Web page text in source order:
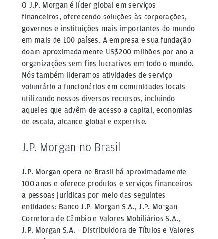
O J.P. Morgan é líder global em serviços
financeiros, oferecendo soluções às corporações,
governos e instituições mais importantes do mundo
em mais de 100 países. A empresa e sua fundação
doam aproximadamente US$200 milhões por ano a
organizações sem fins lucrativos em todo o mundo.
Nós também lideramos atividades de serviço
voluntário a funcionários em comunidades locais
utilizando nossos diversos recursos, incluindo
aqueles que advêm de acesso a capital, economias
de escala, alcance global e expertise.
J.P. Morgan no Brasil
J.P. Morgan opera no Brasil há aproximadamente
100 anos e oferece produtos e serviços financeiros
a pessoas jurídicas por meio das seguintes
entidades: Banco J.P. Morgan S.A., J.P. Morgan
Corretora de Câmbio e Valores Mobiliários S.A.,
J.P. Morgan S.A. - Distribuidora de Títulos e Valores